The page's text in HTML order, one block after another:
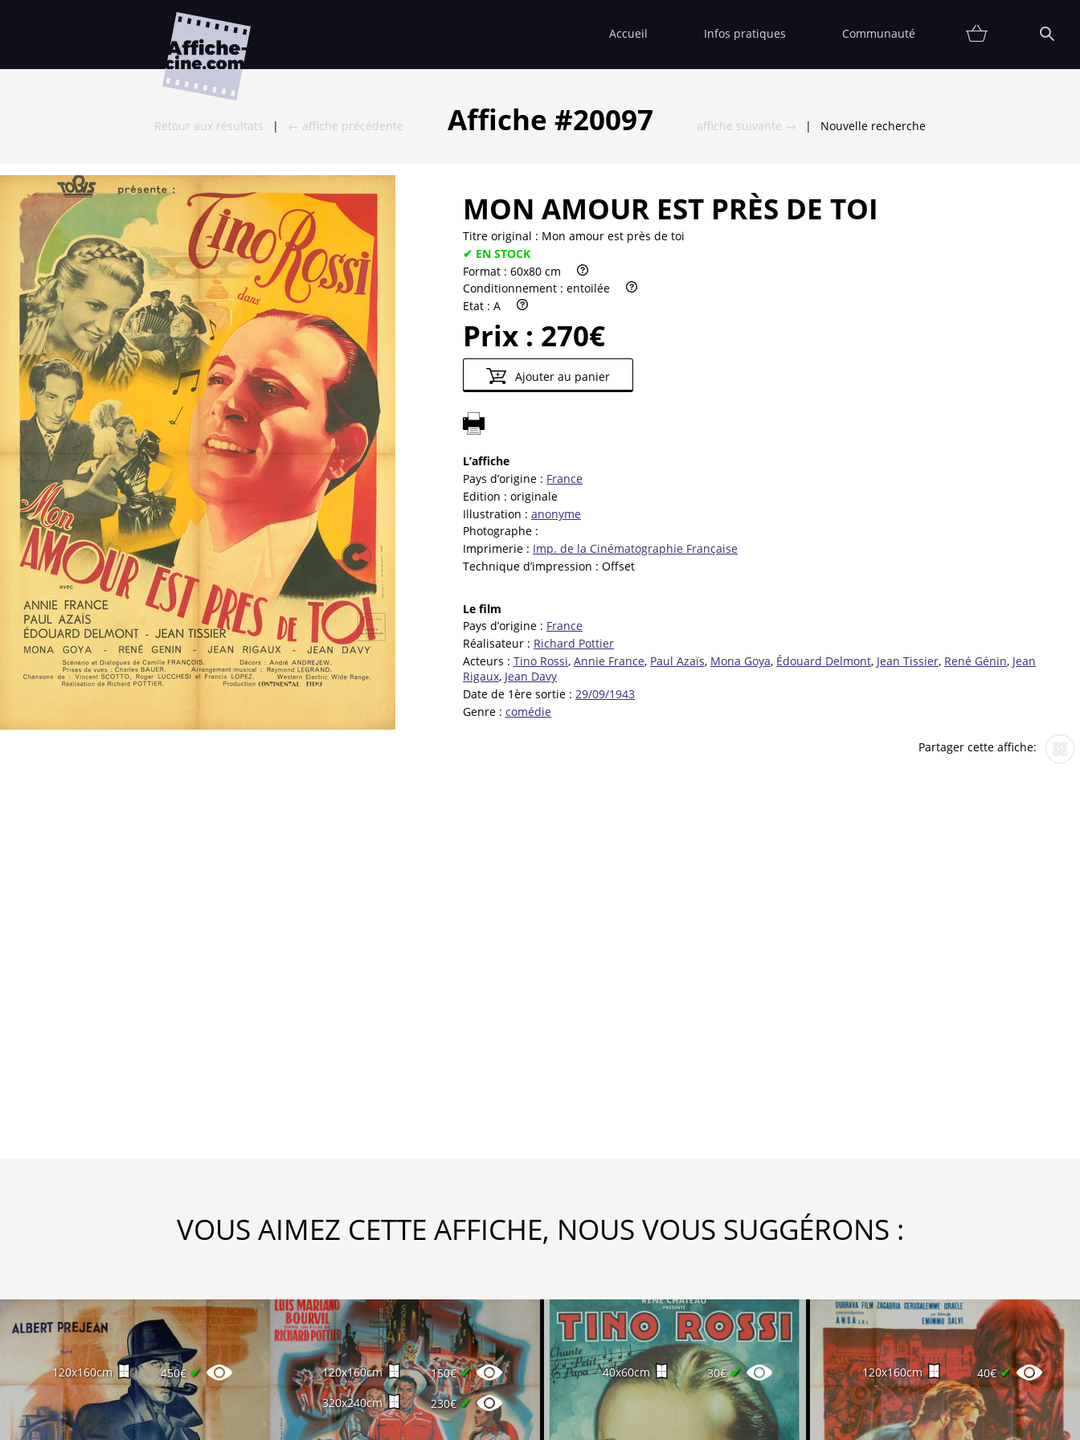
Accueil Infos pratiques
Affiche
Etat
Promotions
Contact
FAQ
Communauté
Collectionneur
Vendu
Thématiques
Partenaires
Vendre
Retour aux résultats | ← affiche précédente Affiche #20097 affiche suivante → | Nouvelle recherche
MON AMOUR EST PRÈS DE TOI
Titre original : Mon amour est près de toi
✔ EN STOCK
Format : 60x80 cm
Conditionnement : entoilée
Etat : A
Prix : 270€
Ajouter au panier
L’affiche
Pays d’origine : France
Edition : originale
Illustration : anonyme
Photographe :
Imprimerie : Imp. de la Cinématographie Française
Technique d’impression : Offset
Le film
Pays d’origine : France
Réalisateur : Richard Pottier
Acteurs : Tino Rossi, Annie France, Paul Azaïs, Mona Goya, Édouard Delmont, Jean Tissier, René Génin, Jean
Rigaux, Jean Davy
Date de 1ère sortie : 29/09/1943
Genre : comédie
Partager cette affiche:
VOUS AIMEZ CETTE AFFICHE, NOUS VOUS SUGGÉRONS :
120x160cm 450€ ✔ 120x160cm 150€✔
320x240cm 230€✔
40x60cm 30€✔ 120x160cm 40€✔